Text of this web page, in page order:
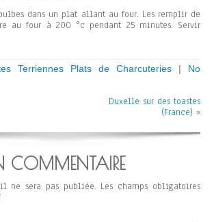
dans un plat allant au four. Les remplir de
au four à 200 °c pendant 25 minutes. Servir
Terriennes Plats de Charcuteries | No
Duxelle sur des toastes
(France) »
COMMENTAIRE
ne sera pas publiée. Les champs obligatoires